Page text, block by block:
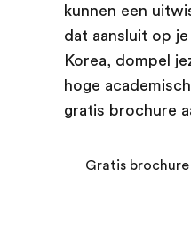
kunnen een
dat aansluit op
Korea, dompel
hoge
gratis brochure
Gratis brochure